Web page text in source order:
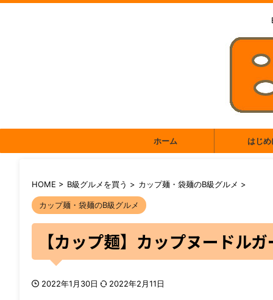
ホーム はじめ
HOME > B級グルメを買う > カップ麺・袋麺のB級グルメ >
カップ麺・袋麺のB級グルメ
【カップ麺】カップヌードル
2022年1月30日 2022年2月11日